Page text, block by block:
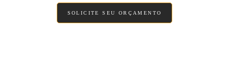
SOLICITE SEU ORÇAMENTO